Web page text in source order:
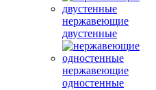
нержавеющие
двустенные
нержавеющие
одностенные